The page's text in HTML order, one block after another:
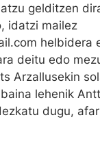
gelditzen
idatzi mailez
helbidera
deitu edo
Arzallusekin
lehenik
dugu,